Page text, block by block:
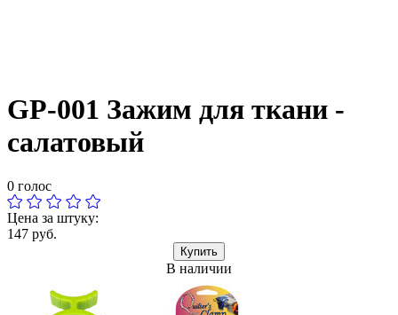
GP-001 Зажим для ткани -
салатовый
0 голос
Цена за штуку:
147 руб.
Купить
В наличии